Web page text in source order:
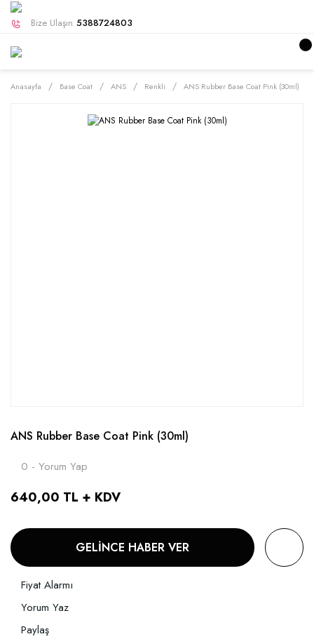
Bize Ulaşın 5388724803
Anasayfa Base Coat ANS Renkli ANS Rubber Base Coat Pink (30ml)
ANS Rubber Base Coat Pink (30ml)
0 - Yorum Yap
640,00 TL + KDV
GELİNCE HABER VER
Fiyat Alarmı
Yorum Yaz
Paylaş